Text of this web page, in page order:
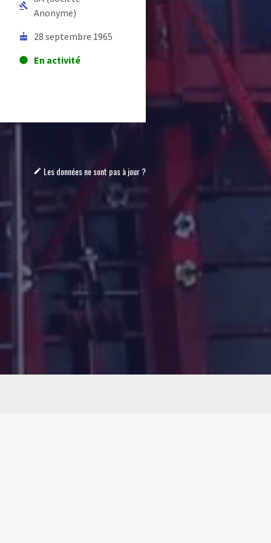
gavel
Anonyme)
cake 28 septembre 1965
lens En activité
mode_edit Les données ne sont pas à jour ?